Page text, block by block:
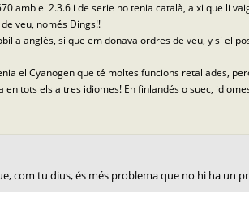
amb el 2.3.6 i de serie no tenia català, aixi que li
veu, només Dings!!
a anglès, si que em donava ordres de veu, y si el
el Cyanogen que té moltes funcions retallades,
en tots els altres idiomes! En finlandés o suec,
com tu dius, és més problema que no hi ha un